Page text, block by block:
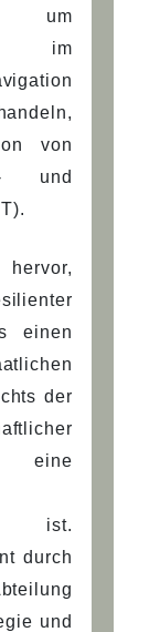
um
im
von
und
einen
der
eine
ist.
durch
und